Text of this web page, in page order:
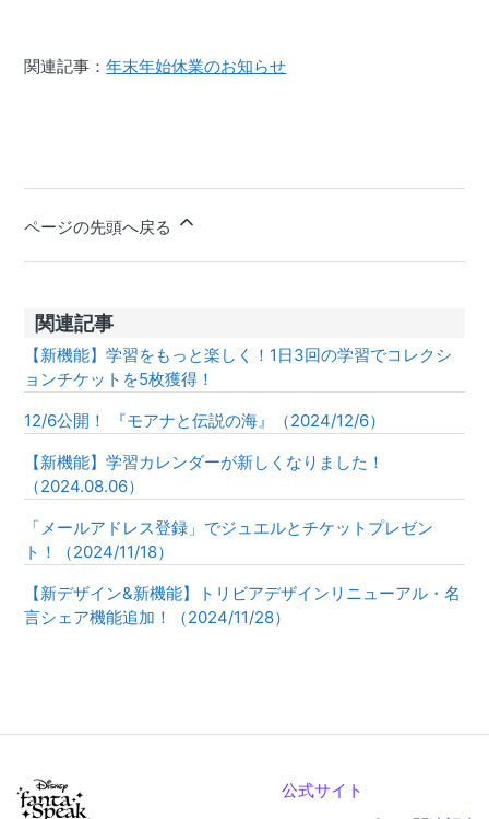
関連記事：年末年始休業のお知らせ
ページの先頭へ戻る
関連記事
【新機能】学習をもっと楽しく！1日3回の学習でコレクシ
ョンチケットを5枚獲得！
12/6公開！ 『モアナと伝説の海』（2024/12/6）
【新機能】学習カレンダーが新しくなりました！
（2024.08.06）
「メールアドレス登録」でジュエルとチケットプレゼン
ト！（2024/11/18）
【新デザイン&新機能】トリビアデザインリニューアル・名
言シェア機能追加！（2024/11/28）
公式サイト